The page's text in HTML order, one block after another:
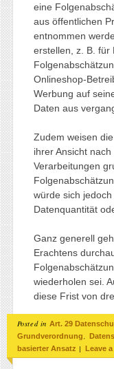
eine
aus öffentlichen
entnommen
erstellen, z. B. für
Onlineshop-
Werbung auf
Daten aus
Zudem weisen
ihrer Ansicht
Verarbeitungen
würde sich
Datenquantität
Ganz generell
Erachtens
wiederholen sei.
diese Frist von
Posted in Art. 29
Grundverordnung,
basierter Ansatz | Leave